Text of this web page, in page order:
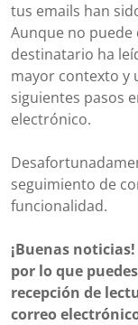
tus emails han
Aunque no puede
destinatario ha
mayor contexto y
siguientes pasos
electrónico.
seguimiento de
funcionalidad.
¡Buenas
por lo que
recepción de
correo